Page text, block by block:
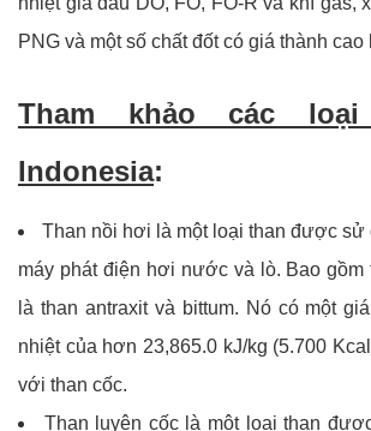
PNG và một số chất đốt có giá thành cao
Tham khảo các
Indonesia:
Than nồi hơi là một loại than được sử
máy phát điện hơi nước và lò. Bao gồm
là than antraxit và bittum. Nó có một
nhiệt của hơn 23,865.0 kJ/kg (5.700
với than cốc.
Than luyện cốc là một loại than